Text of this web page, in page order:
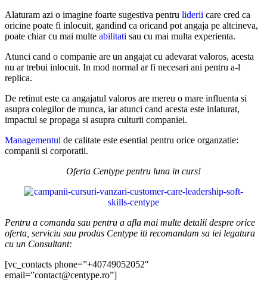
Alaturam azi o imagine foarte sugestiva pentru liderii care cred ca
oricine poate fi inlocuit, gandind ca oricand pot angaja pe altcineva,
poate chiar cu mai multe abilitati sau cu mai multa experienta.
Atunci cand o companie are un angajat cu adevarat valoros, acesta
nu ar trebui inlocuit. In mod normal ar fi necesari ani pentru a-l
replica.
De retinut este ca angajatul valoros are mereu o mare influenta si
asupra colegilor de munca, iar atunci cand acesta este inlaturat,
impactul se propaga si asupra culturii companiei.
Managementul de calitate este esential pentru orice organzatie:
companii si corporatii.
Oferta Centype pentru luna in curs!
Pentru a comanda sau pentru a afla mai multe detalii despre orice
oferta, serviciu sau produs Centype iti recomandam sa iei legatura
cu un Consultant:
[vc_contacts phone=”+40749052052″
email=”contact@centype.ro”]